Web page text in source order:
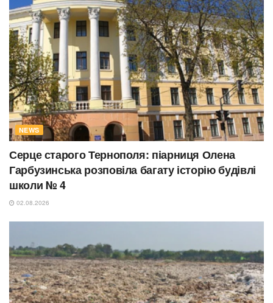
NEWS
Серце старого Тернополя: піарниця Олена
Гарбузинська розповіла багату історію будівлі
школи № 4
02.08.2026